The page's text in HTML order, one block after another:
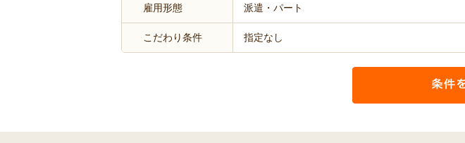
雇用形態 派遣・パート
こだわり条件 指定なし